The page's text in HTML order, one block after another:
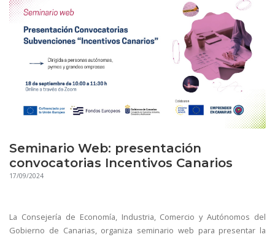
Seminario Web: presentación
convocatorias Incentivos Canarios
17/09/2024
La Consejería de Economía, Industria, Comercio y Autónomos del
Gobierno de Canarias, organiza seminario web para presentar la